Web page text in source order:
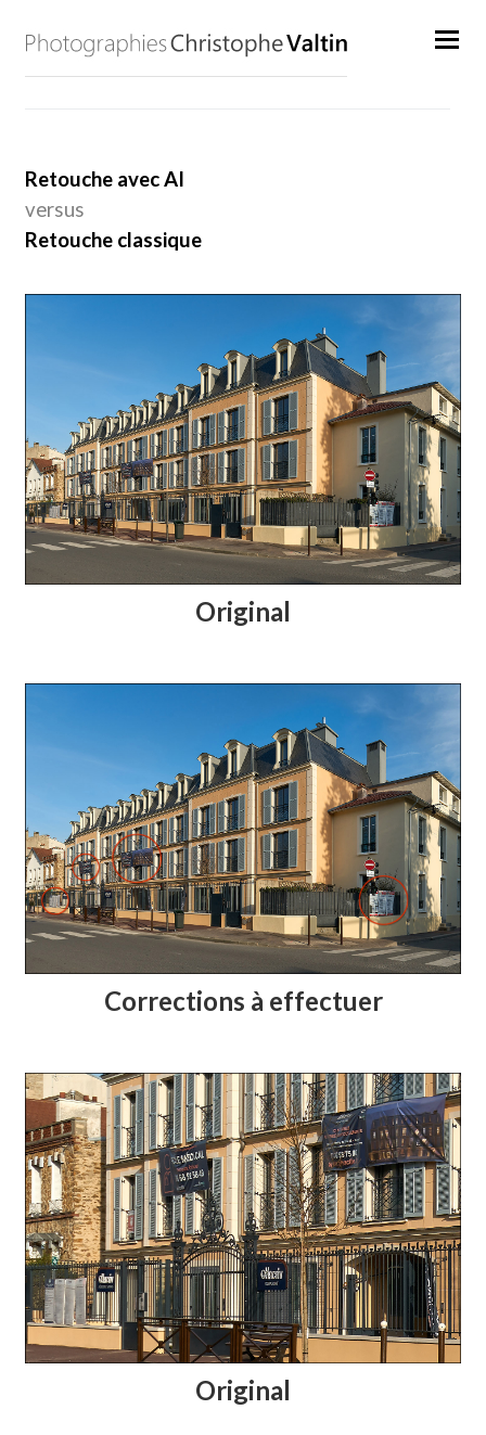
Retouche avec AI
versus
Retouche classique
Original
Corrections à effectuer
Original